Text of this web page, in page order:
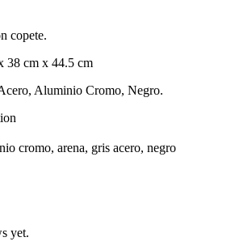
copete.
38 cm x 44.5 cm
Aluminio Cromo, Negro.
cromo, arena, gris acero, negro
yet.